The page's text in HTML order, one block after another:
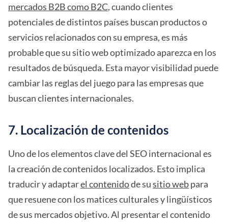
mercados B2B como B2C, cuando clientes
potenciales de distintos países buscan productos o
servicios relacionados con su empresa, es más
probable que su sitio web optimizado aparezca en los
resultados de búsqueda. Esta mayor visibilidad puede
cambiar las reglas del juego para las empresas que
buscan clientes internacionales.
7. Localización de contenidos
Uno de los elementos clave del SEO internacional es
la creación de contenidos localizados. Esto implica
traducir y adaptarel contenidode susitio webpara
que resuene con los matices culturales y lingüísticos
de sus mercados objetivo. Al presentar el contenido